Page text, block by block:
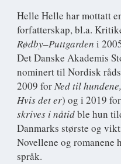
Helle Helle har mottatt
forfatterskap, bl.a.
Rødby–Puttgarden i
Det Danske Akademis
nominert til Nordisk
2009 forNed til hundene,
Hvis det er) og i 2019 for
skrives i nåtidble hun
Danmarks største og
Novellene og romanene
språk.